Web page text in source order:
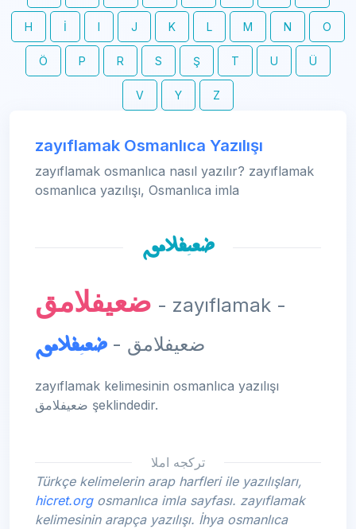
H İ I J K L M N O
Ö P R S Ş T U Ü
V Y Z
zayıflamak Osmanlıca Yazılışı
zayıflamak osmanlıca nasıl yazılır? zayıflamak
osmanlıca yazılışı, Osmanlıca imla
ضعيفلامق
ضعيفلامق - zayıflamak -
ضعيفلامق -ضعيفلامق
zayıflamak kelimesinin osmanlıca yazılışı
ضعيفلامق şeklindedir.
تركجه املا
Türkçe kelimelerin arap harfleri ile yazılışları,
hicret.orgosmanlıca imla sayfası. zayıflamak
kelimesinin arapça yazılışı. İhya osmanlıca